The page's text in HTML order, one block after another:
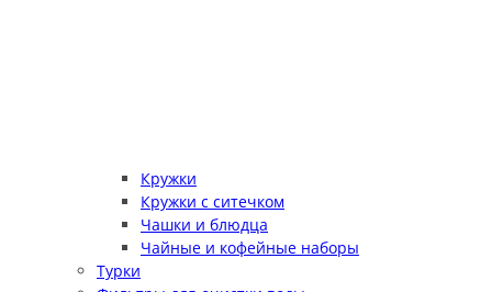
Кружки
Кружки с ситечком
Чашки и блюдца
Чайные и кофейные наборы
Турки